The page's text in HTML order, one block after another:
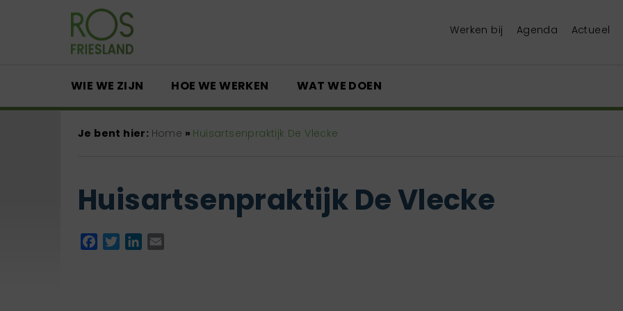
Werken bij Agenda Actueel
WIE WE ZIJN HOE WE WERKEN WAT WE DOEN
Je bent hier: Home » Huisartsenpraktijk De Vlecke
Huisartsenpraktijk De Vlecke
Facebook
TwitterLinkedIn